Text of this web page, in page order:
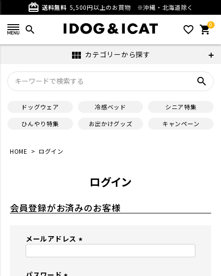
card_giftcard 送料無料 5,500円以上のお買物 ※沖縄・北海道除く
search favorite_outline 0
shopping_cart
view_module カテゴリーから探す
search
ドッグウェア 冷感ベッド
シニア特集
ひんやり特集
お出かけグッズ キャンペーン
HOME ログイン
ログイン
会員登録がお済みのお客様
メールアドレス